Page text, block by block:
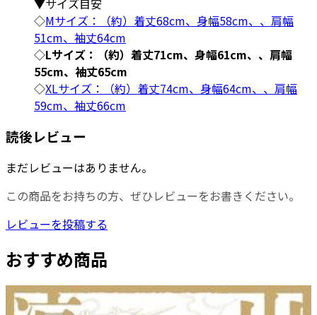
◇Mサイズ：（約）着丈68cm、身幅58cm、、肩幅
51cm、袖丈64cm
◇Lサイズ：（約）着丈71cm、身幅61cm、、肩幅
55cm、袖丈65cm
◇XLサイズ：（約）着丈74cm、身幅64cm、、肩幅
59cm、袖丈66cm
読後レビュー
まだレビューはありません。
この商品をお持ちの方、ぜひレビューをお書きください。
レビューを投稿する
おすすめ商品